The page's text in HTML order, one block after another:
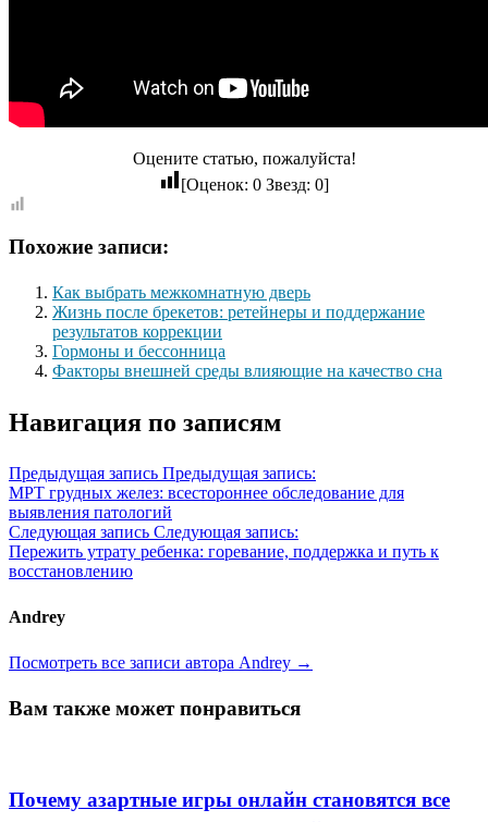
Оцените статью, пожалуйста!
[Оценок: 0 Звезд: 0]
Похожие записи:
Как выбрать межкомнатную дверь
Жизнь после брекетов: ретейнеры и поддержание
результатов коррекции
Гормоны и бессонница
Факторы внешней среды влияющие на качество сна
Навигация по записям
Предыдущая запись Предыдущая запись:
МРТ грудных желез: всестороннее обследование для
выявления патологий
Следующая запись Следующая запись:
Пережить утрату ребенка: горевание, поддержка и путь к
восстановлению
Andrey
Посмотреть все записи автора Andrey →
Вам также может понравиться
Почему азартные игры онлайн становятся все